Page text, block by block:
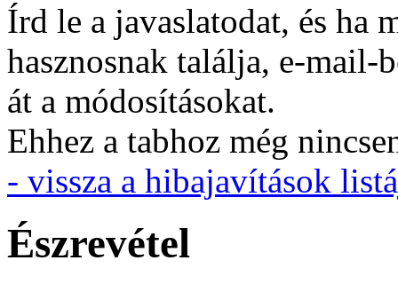
Írd le a javaslatodat, és ha
hasznosnak találja, e-mail-
át a módosításokat.
Ehhez a tabhoz még
- vissza a hibajavítások
Észrevétel